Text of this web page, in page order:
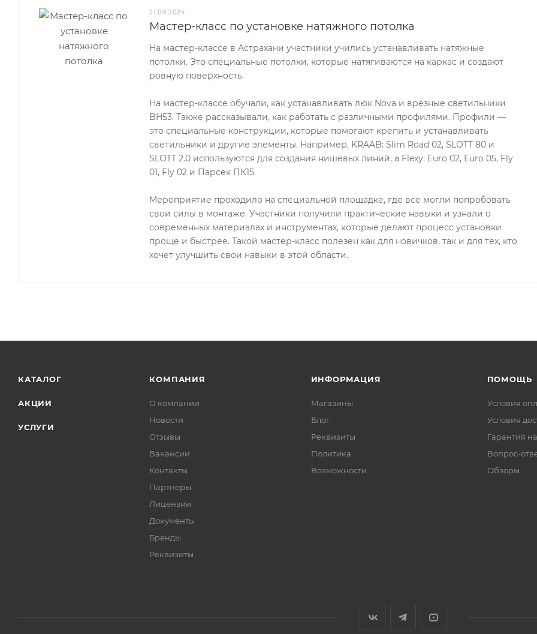
21.09.2024
Мастер-класс по установке натяжного потолка
На мастер-классе в Астрахани участники учились устанавливать натяжные
потолки. Это специальные потолки, которые натягиваются на каркас и создают
ровную поверхность.
На мастер-классе обучали, как устанавливать люк Nova и врезные светильники
BH53. Также рассказывали, как работать с различными профилями. Профили —
это специальные конструкции, которые помогают крепить и устанавливать
светильники и другие элементы. Например, KRAAB: Slim Road 02, SLOTT 80 и
SLOTT 2.0 используются для создания нишевых линий, а Flexy: Euro 02, Euro 05, Fly
01, Fly 02 и Парсек ПК15.
Мероприятие проходило на специальной площадке, где все могли попробовать
свои силы в монтаже. Участники получили практические навыки и узнали о
современных материалах и инструментах, которые делают процесс установки
проще и быстрее. Такой мастер-класс полезен как для новичков, так и для тех, кто
хочет улучшить свои навыки в этой области.
КАТАЛОГ
АКЦИИ
УСЛУГИ
КОМПАНИЯ
О компании
Новости
Отзывы
Вакансии
Контакты
Партнеры
Лицензии
Документы
Бренды
Реквизиты
ИНФОРМАЦИЯ
Магазины
Блог
Реквизиты
Политика
Возможности
ПОМОЩЬ
Условия
Условия
Гарантия
Вопрос-
Обзоры